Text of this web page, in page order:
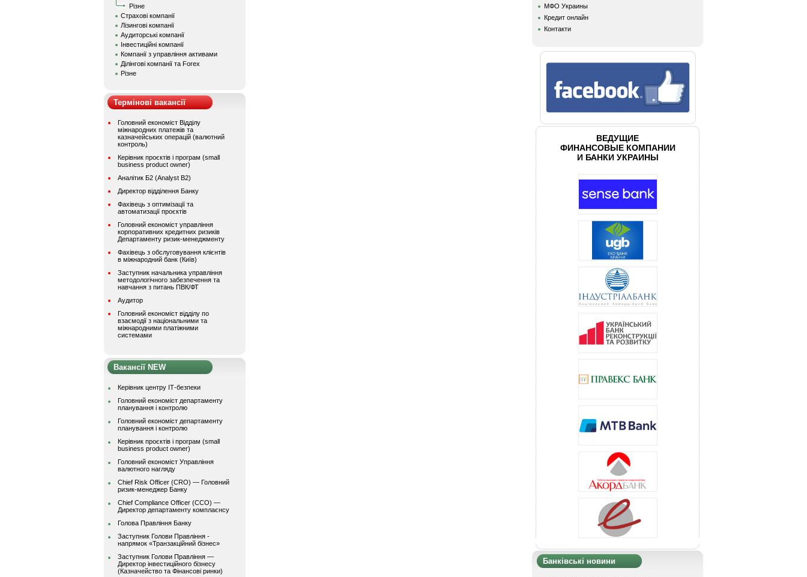
Різне
Страхові компанії
Лізингові компанії
Аудиторські компанії
Інвестиційні компанії
Компанії з управління активами
Ділінгові компанії та Forex
Різне
Термінові вакансії
Головний економіст Відділу
міжнародних платежів та
казначейських операцій (валютний
контроль)
Керівник проєктів і програм (small
business product owner)
Аналітик Б2 (Analyst B2)
Директор відділення Банку
Фахівець з оптимізації та
автоматизації проєктів
Головний економіст управління
корпоративних кредитних ризиків
Департаменту ризик-менеджменту
Фахівець з обслуговування клієнтів
в міжнародний банк (Київ)
Заступник начальника управління
методологічного забезпечення та
навчання з питань ПВК/ФТ
Аудитор
Головний економіст відділу по
взаємодії з національними та
міжнародними платіжними
системами
Вакансії NEW
Керівник центру ІТ-безпеки
Головний економіст департаменту
планування і контролю
Головний економіст департаменту
планування і контролю
Керівник проєктів і програм (small
business product owner)
Головний економіст Управління
валютного нагляду
Chief Risk Officer (CRO) — Головний
ризик-менеджер Банку
Chief Compliance Officer (CCO) —
Директор департаменту комплаєнсу
Голова Правління Банку
Заступник Голови Правління -
напрямок «Транзакційний бізнес»
Заступник Голови Правління —
Директор інвестиційного бізнесу
(Казначейство та Фінансові ринки)
МФО Украины
Кредит онлайн
Контакти
ВЕДУЩИЕ
ФИНАНСОВЫЕ КОМПАНИИ
И БАНКИ УКРАИНЫ
Банківські новини